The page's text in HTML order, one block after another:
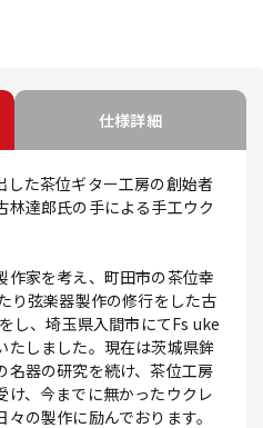
仕様詳細
した茶位ギター工房の創始者
林達郎氏の手による手工ウク
作家を考え、町田市の茶位幸
り弦楽器製作の修行をした古
し、埼玉県入間市にてFs uke
たしました。現在は茨城県鉾
名器の研究を続け、茶位工房
け、今までに無かったウクレ
の製作に励んでおります。